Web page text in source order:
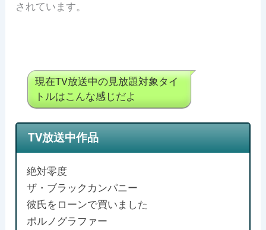
されています。
現在TV放送中の見放題対象タイ
トルはこんな感じだよ
TV放送中作品
絶対零度
ザ・ブラックカンパニー
彼氏をローンで買いました
ポルノグラファー